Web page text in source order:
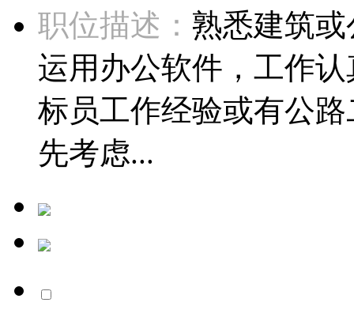
职位描述： 熟悉建筑
运用办公软件，工作
标员工作经验或有公
先考虑...